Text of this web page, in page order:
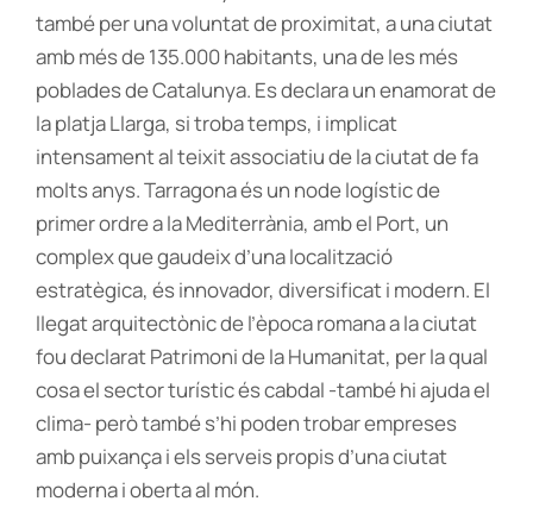
també per una voluntat de proximitat, a una ciutat
amb més de 135.000 habitants, una de les més
poblades de Catalunya. Es declara un enamorat de
la platja Llarga, si troba temps, i implicat
intensament al teixit associatiu de la ciutat de fa
molts anys. Tarragona és un node logístic de
primer ordre a la Mediterrània, amb el Port, un
complex que gaudeix d’una localització
estratègica, és innovador, diversificat i modern. El
llegat arquitectònic de l’època romana a la ciutat
fou declarat Patrimoni de la Humanitat, per la qual
cosa el sector turístic és cabdal -també hi ajuda el
clima- però també s’hi poden trobar empreses
amb puixança i els serveis propis d’una ciutat
moderna i oberta al món.